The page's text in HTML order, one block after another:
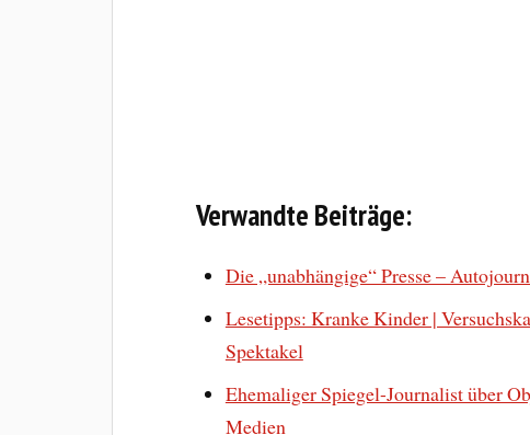
Verwandte Beiträge:
Die „unabhängige“ Presse –
Lesetipps: Kranke Kinder |
Spektakel
Ehemaliger Spiegel-Journalist über
Medien